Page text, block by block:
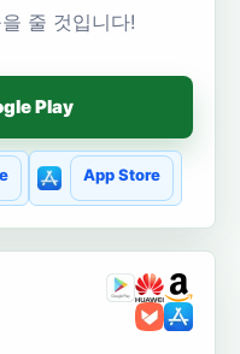
줄 것입니다!
Play
App Store